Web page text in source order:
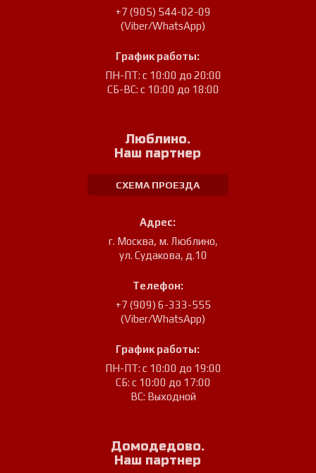
+7 (905) 544-02-09
(Viber/WhatsApp)
График работы:
ПН-ПТ: с 10:00 до 20:00
СБ-ВС: с 10:00 до 18:00
Люблино.
Наш партнер
СХЕМА ПРОЕЗДА
Адрес:
г. Москва, м. Люблино,
ул. Судакова, д.10
Телефон:
+7 (909) 6-333-555
(Viber/WhatsApp)
График работы:
ПН-ПТ: с 10:00 до 19:00
СБ: с 10:00 до 17:00
ВС: Выходной
Домодедово.
Наш партнер